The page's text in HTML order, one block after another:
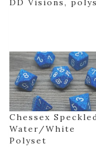
DD Visions,
Chessex
Water/White
Polyset